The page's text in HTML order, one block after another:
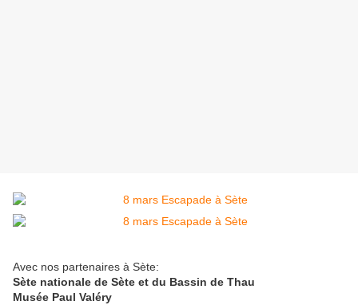
Avec nos partenaires à Sète:
Sète nationale de Sète et du Bassin de Thau
Musée Paul Valéry